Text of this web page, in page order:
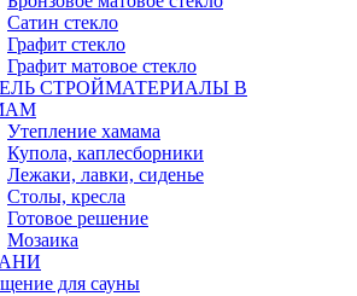
Сатин стекло
Графит стекло
Графит матовое стекло
СТРОЙМАТЕРИАЛЫ В
Утепление хамама
Купола, каплесборники
Лежаки, лавки, сиденье
Столы, кресла
Готовое решение
Мозаика
для сауны